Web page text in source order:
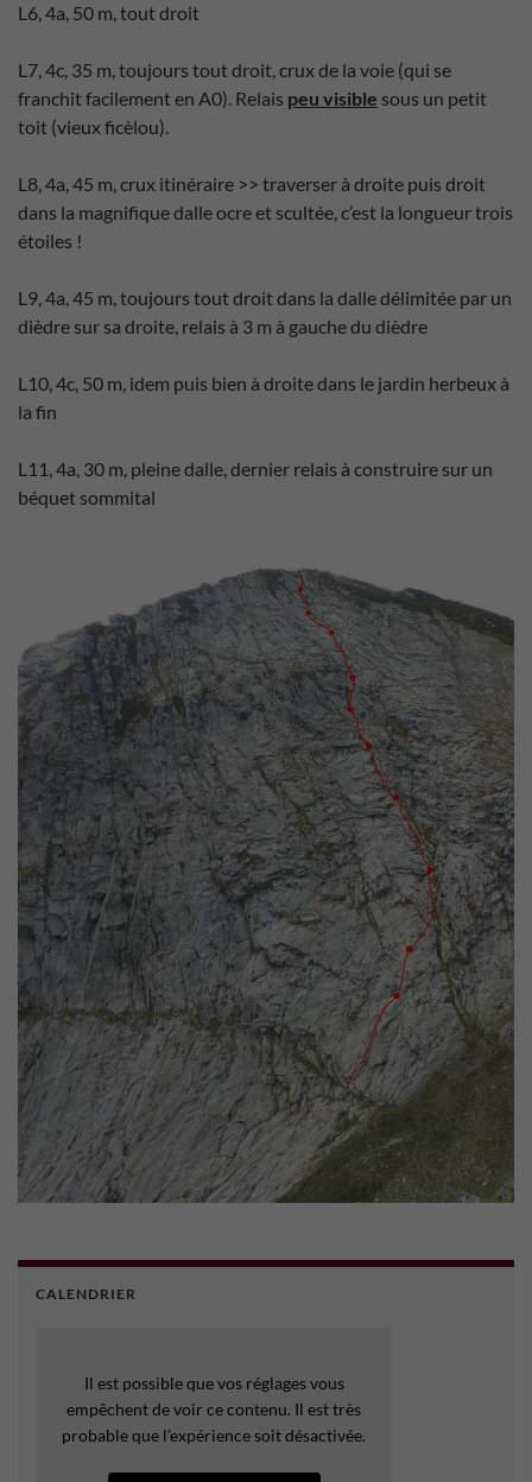
L6, 4a, 50 m, tout droit
L7, 4c, 35 m, toujours tout droit, crux de la voie (qui se
franchit facilement en A0). Relais peu visible sous un petit
toit (vieux ficèlou).
L8, 4a, 45 m, crux itinéraire >> traverser à droite puis droit
dans la magnifique dalle ocre et scultée, c’est la longueur trois
étoiles !
L9, 4a, 45 m, toujours tout droit dans la dalle délimitée par un
dièdre sur sa droite, relais à 3 m à gauche du dièdre
L10, 4c, 50 m, idem puis bien à droite dans le jardin herbeux à
la fin
L11, 4a, 30 m, pleine dalle, dernier relais à construire sur un
béquet sommital
CALENDRIER
Il est possible que vos réglages vous
empêchent de voir ce contenu. Il est très
probable que l’expérience soit désactivée.